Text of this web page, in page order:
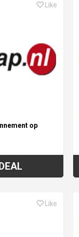
Like
op
Like